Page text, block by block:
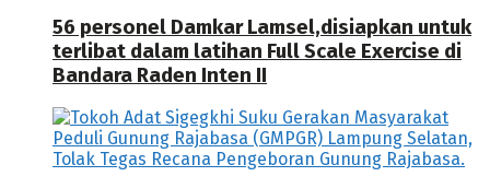
56 personel Damkar Lamsel,disiapkan untuk
terlibat dalam latihan Full Scale Exercise di
Bandara Raden Inten II